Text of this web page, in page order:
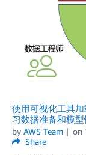
使用可视化工具
习数据准备和模
by AWS Team on
Share